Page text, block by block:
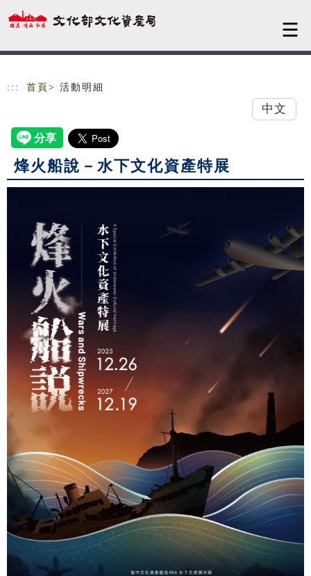
跳到主要內容
網站導覽
::: 首頁 > 活動明細
中文
烽火船說－水下文化資產特展